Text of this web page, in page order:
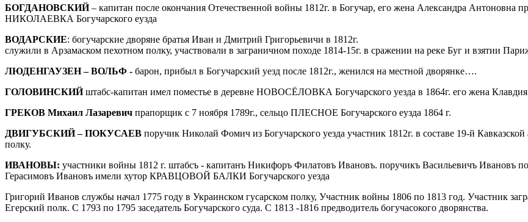
БОГДАНОВСКИЙ– капитан после окончания Отечественной войны 1812г. в Богучар, его жена Александра Антоновна
НИКОЛАЕВКА Богучарского еузда
ВОДАРСКИЕ: богучарские дворяне братья Иван и Дмитрий Григорьевичи в 1812г.
служили в Арзамаском пехотном полку, участвовали в заграничном походе 1814-15г. в сражении на реке Буг и взятии
ЛЮДЕНГАУЗЕН – ВОЛЬФ - барон, прибыл в Богучарский уезд после 1812г., женился на местной дворянке….
ГОЛОВИНСКИЙштабс-капитан имел поместье в деревне НОВОСЁЛОВКА Богучарского уезда в 1864г. его жена Клавдия
ГРЕКОВ Михаил Лазаревич прапорщик с 7 ноября 1789г., сельцо ПЛЕСНОЕ Богучарского еузда 1864 г.
ДВИГУБСКИЙ – ПОКУСАЕВ поручик Николай Фомич из Богучарского уезда участник 1812г. в составе 19-й
полку.
ИВАНОВЫ: участники войны 1812 г. штабсъ - капитанъ Никифоръ Филатовъ Ивановъ. поручикъ Васильевичъ Ивановъ
Герасимовъ Ивановъ имели хутор КРАВЦОВОЙ БАЛКИ Богучарского уезда
Григорий Иванов службы начал 1775 году в Украинском гусарском полку, Участник войны 1806 по 1813 год. Участник
Егерский полк. С 1793 по 1795 заседатель Богучарского суда. С 1813 -1816 предводитель богучасокого дворянства.